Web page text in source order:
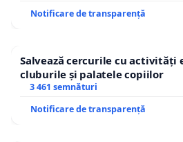
Avantgarden
Email:
Notificare de transparență
Salvează cercurile cu activități
cluburile și palatele copiilor
3 461 semnături
Notificare de transparență